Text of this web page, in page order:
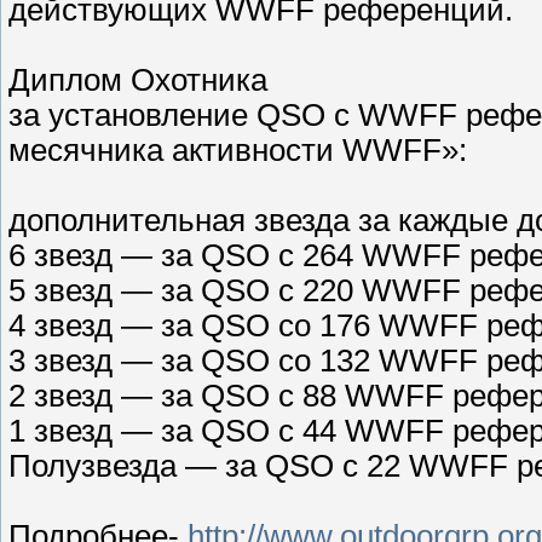
действующих WWFF референций.
Диплом Охотника
за установление QSO с WWFF
месячника активности WWFF»:
дополнительная звезда за каждые
6 звезд — за QSO c 264 WWFF
5 звезд — за QSO c 220 WWFF
4 звезд — за QSO cо 176 WWFF
3 звезд — за QSO cо 132 WWFF
2 звезд — за QSO c 88 WWFF
1 звезд — за QSO c 44 WWFF
Полузвезда — за QSO c 22 WWFF